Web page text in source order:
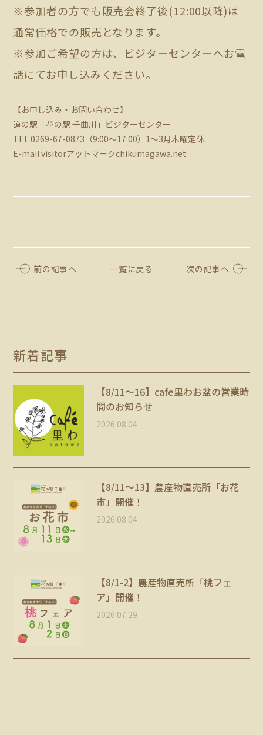
※参加者の方でも販売会終了後(12:00以降)は
通常価格での販売となります。
※参加ご希望の方は、ビジターセンターへお電
話にてお申し込みください。
【お申し込み・お問い合わせ】
道の駅「花の駅 千曲川」ビジターセンター
TEL 0269-67-0873（9:00～17:00）1～3月木曜定休
E-mail visitorアットマークchikumagawa.net
前の記事へ 一覧に戻る 次の記事へ
新着記事
【8/11〜16】cafe里わお盆の営業時
間のお知らせ
2026.08.04
【8/11～13】農産物直売所「お花
市」開催！
2026.08.04
【8/1-2】農産物直売所「桃フェ
ア」開催！
2026.07.29